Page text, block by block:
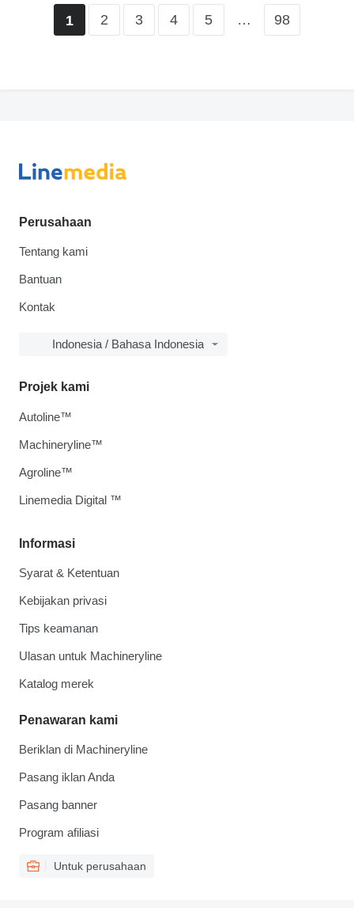
1 2 3 4 5 … 98
Perusahaan
Tentang kami
Bantuan
Kontak
Indonesia / Bahasa Indonesia
Informasi
Syarat & Ketentuan
Kebijakan privasi
Tips keamanan
Ulasan untuk Machineryline
Katalog merek
Penawaran kami
Beriklan di Machineryline
Pasang iklan Anda
Pasang banner
Program afiliasi
Untuk perusahaan
Projek kami
Autoline™
Machineryline™
Agroline™
Linemedia Digital ™